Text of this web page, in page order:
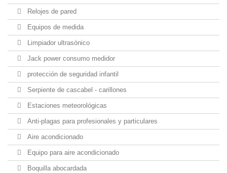
Relojes de pared
Equipos de medida
Limpiador ultrasónico
Jack power consumo medidor
protección de seguridad infantil
Serpiente de cascabel - carillones
Estaciones meteorológicas
Anti-plagas para profesionales y particulares
Aire acondicionado
Equipo para aire acondicionado
Boquilla abocardada